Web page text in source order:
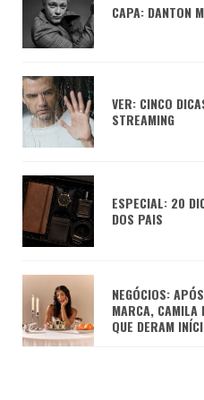
CAPA: DANTON
VER: CINCO
STREAMING
ESPECIAL: 20
DOS PAIS
NEGÓCIOS:
MARCA, CAMILA
QUE DERAM